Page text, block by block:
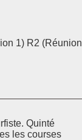
1) R2 (Réunion
Quinté
les courses